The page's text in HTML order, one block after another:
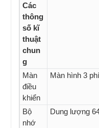
Các
thông
số kĩ
thuật
chun
g
Màn
điều
khiển
Màn hình 3
Bộ
nhớ
Dung lượng